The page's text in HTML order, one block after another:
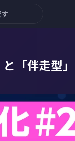
「伴走型」